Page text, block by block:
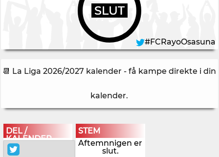
SLUT
#FCRayoOsasuna
📆 La Liga 2026/2027 kalender - få kampe direkte i din
kalender.
DEL /
KALENDER
STEM
Aftemnnigen er
slut.